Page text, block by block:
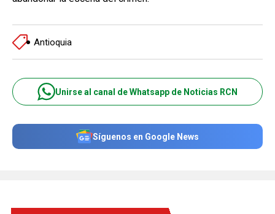
Antioquia
Unirse al canal de Whatsapp de Noticias RCN
Síguenos en Google News